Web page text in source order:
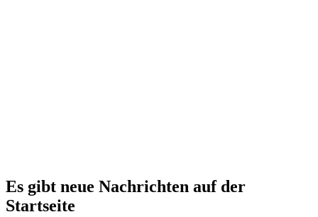
Es gibt neue Nachrichten auf der
Startseite